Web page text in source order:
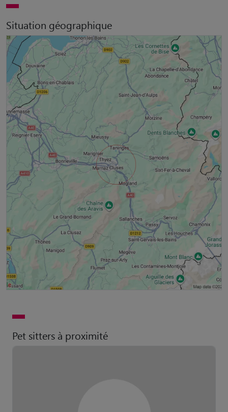
Situation géographique
Pet sitters à proximité